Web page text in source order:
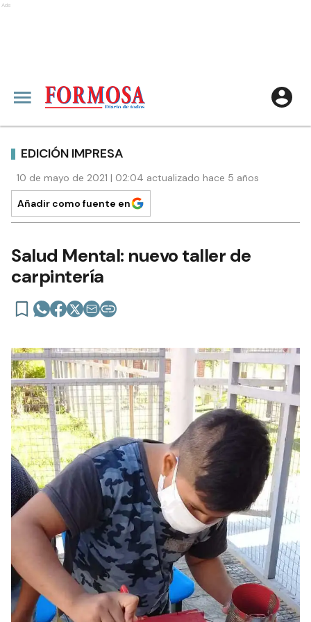
Ads
EDICIÓN IMPRESA
10 de mayo de 2021 | 02:04 actualizado hace 5 años
Añadir como fuente en
Salud Mental: nuevo taller de
carpintería